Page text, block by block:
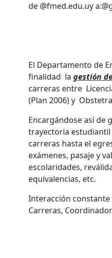
de @fmed.edu.uy
El Departamento de
finalidad lagestión de
carreras entre
(Plan 2006) y
Encargándose así
trayectoria estudiantil
carreras hasta el
exámenes, pasaje y
escolaridades,
equivalencias, etc.
Interacción
Carreras,